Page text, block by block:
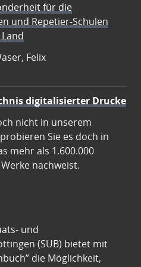
für die
und Repetier-Schulen
Felix
digitalisierter Drucke
nicht in unserem
Sie es doch in
mehr als 1.600.000
nachweist.
und
(SUB) bietet mit
die Möglichkeit,